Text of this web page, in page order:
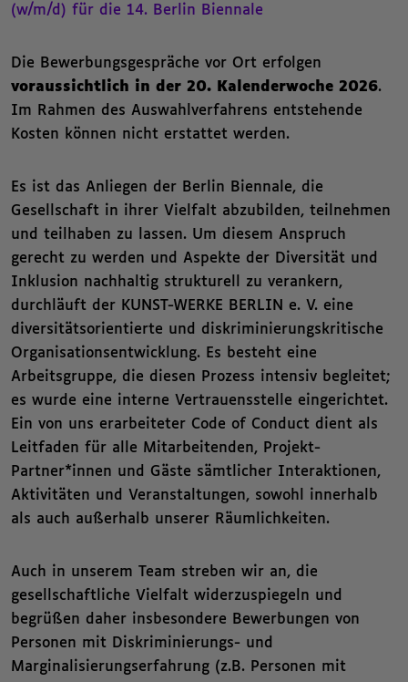
(w/m/d) für die 14. Berlin Biennale
Die Bewerbungsgespräche vor Ort erfolgen
voraussichtlich in der 20. Kalenderwoche 2026.
Im Rahmen des Auswahlverfahrens entstehende
Kosten können nicht erstattet werden.
Es ist das Anliegen der Berlin Biennale, die
Gesellschaft in ihrer Vielfalt abzubilden, teilnehmen
und teilhaben zu lassen. Um diesem Anspruch
gerecht zu werden und Aspekte der Diversität und
Inklusion nachhaltig strukturell zu verankern,
durchläuft der KUNST-WERKE BERLIN e. V. eine
diversitätsorientierte und diskriminierungskritische
Organisationsentwicklung. Es besteht eine
Arbeitsgruppe, die diesen Prozess intensiv begleitet;
es wurde eine interne Vertrauensstelle eingerichtet.
Ein von uns erarbeiteter Code of Conduct dient als
Leitfaden für alle Mitarbeitenden, Projekt-
Partner*innen und Gäste sämtlicher Interaktionen,
Aktivitäten und Veranstaltungen, sowohl innerhalb
als auch außerhalb unserer Räumlichkeiten.
Auch in unserem Team streben wir an, die
gesellschaftliche Vielfalt widerzuspiegeln und
begrüßen daher insbesondere Bewerbungen von
Personen mit Diskriminierungs- und
Marginalisierungserfahrung (z.B. Personen mit